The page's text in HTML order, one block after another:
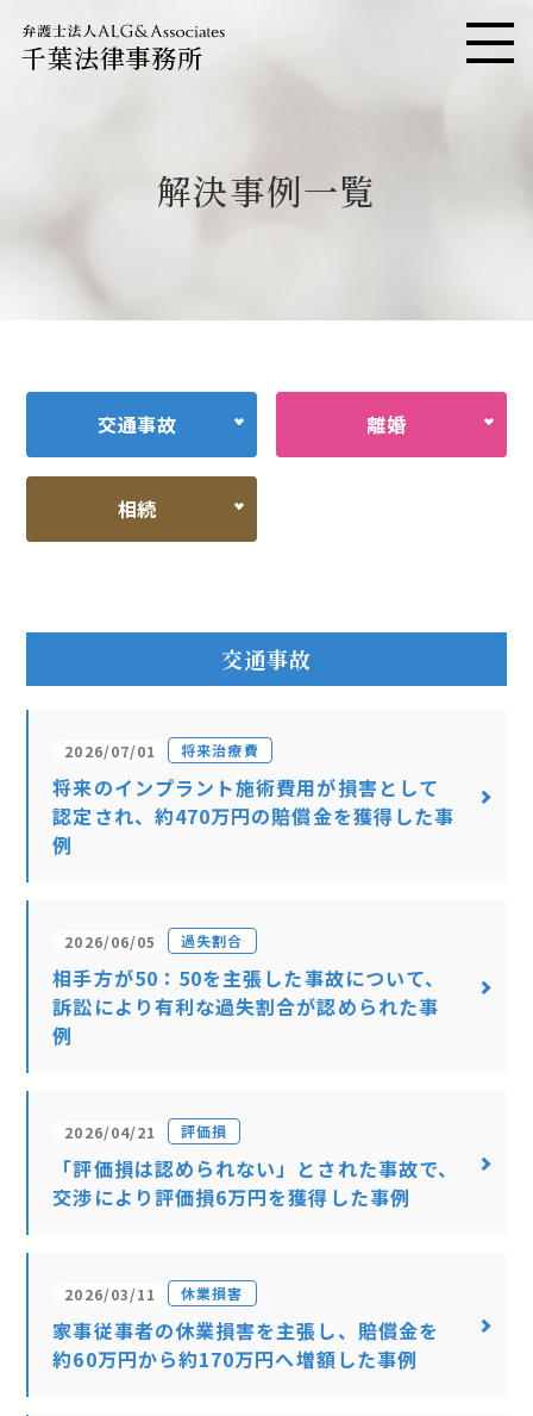
千葉法律事務所
解決事例一覧
交通事故 離婚
相続
交通事故
2026/07/01 将来治療費
将来のインプラント施術費用が損害として
認定され、約470万円の賠償金を獲得した事
例
2026/06/05 過失割合
相手方が50：50を主張した事故について、
訴訟により有利な過失割合が認められた事
例
2026/04/21 評価損
「評価損は認められない」とされた事故で、
交渉により評価損6万円を獲得した事例
2026/03/11 休業損害
家事従事者の休業損害を主張し、賠償金を
約60万円から約170万円へ増額した事例